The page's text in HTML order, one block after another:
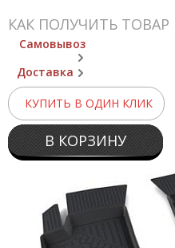
КАК ПОЛУЧИТЬ ТОВАР
Самовывоз
Доставка
КУПИТЬ В ОДИН КЛИК
В КОРЗИНУ